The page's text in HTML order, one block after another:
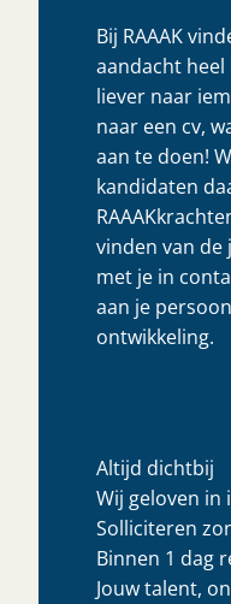
Bij RAAAK
aandacht heel
liever naar
naar een cv,
aan te doen!
kandidaten
vinden van de
met je in
aan je
ontwikkeling.
Altijd dichtbij
Wij geloven in
Solliciteren
Binnen 1 dag
Jouw talent,